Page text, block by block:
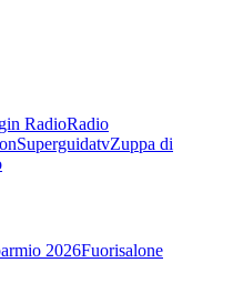
RadioRadio
SuperguidatvZuppa di
2026Fuorisalone